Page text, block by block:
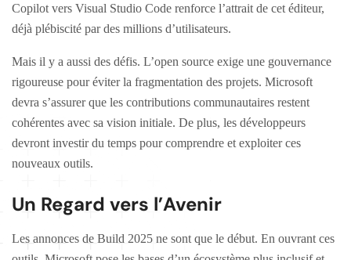
Copilot vers Visual Studio Code renforce l’attrait de cet éditeur,
déjà plébiscité par des millions d’utilisateurs.
Mais il y a aussi des défis. L’open source exige une gouvernance
rigoureuse pour éviter la fragmentation des projets. Microsoft
devra s’assurer que les contributions communautaires restent
cohérentes avec sa vision initiale. De plus, les développeurs
devront investir du temps pour comprendre et exploiter ces
nouveaux outils.
Un Regard vers l’Avenir
Les annonces de Build 2025 ne sont que le début. En ouvrant ces